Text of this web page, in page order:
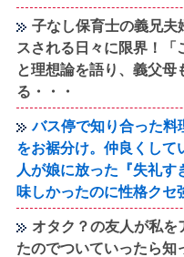
子なし保育士の義兄夫
スされる日々に限界！「
と理想論を語り、義父母
る・・・
バス停で知り合った料
をお裾分け。仲良くして
人が娘に放った『失礼
味しかったのに性格クセ
オタク？の友人が私
たのでついていったら知